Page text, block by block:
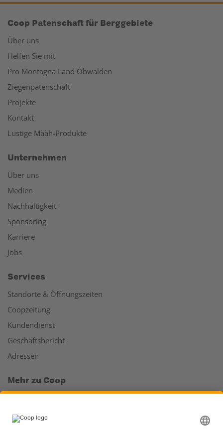
Coop Patenschaft für Berggebiete
Über uns
Helfen Sie mit
Pro Montagna Land Obwalden
Ziegenpatenschaft
Projekte
Kontakt
Lustige Määh-Produkte
Unternehmen
Über uns
Medien
Nachhaltigkeit
Sponsoring
Karriere
Jobs
Services
Standorte & Öffnungszeiten
Coopzeitung
Kundendienst
Geschäftsbericht
Adressen
Mehr zu Coop
Läden & Services